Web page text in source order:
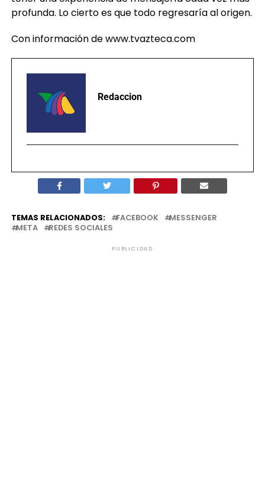
Con información de www.tvazteca.com
TEMAS RELACIONADOS: FACEBOOK
MESSENGER
PUBLICIDAD